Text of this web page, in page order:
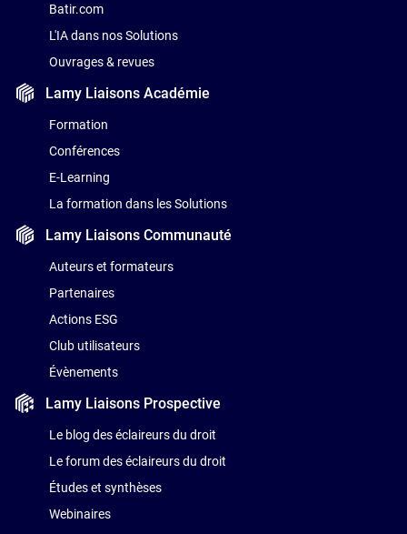
Batir.com
L'IA dans nos Solutions
Ouvrages & revues
Lamy LiaisonsAcadémie
Formation
Conférences
E-Learning
La formation dans les Solutions
Lamy LiaisonsCommunauté
Auteurs et formateurs
Partenaires
Actions ESG
Club utilisateurs
Évènements
Lamy Liaisons Prospective
Le blog des éclaireurs du droit
Le forum des éclaireurs du droit
Études et synthèses
Webinaires